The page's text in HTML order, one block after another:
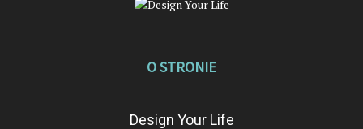
O STRONIE
Design Your Life